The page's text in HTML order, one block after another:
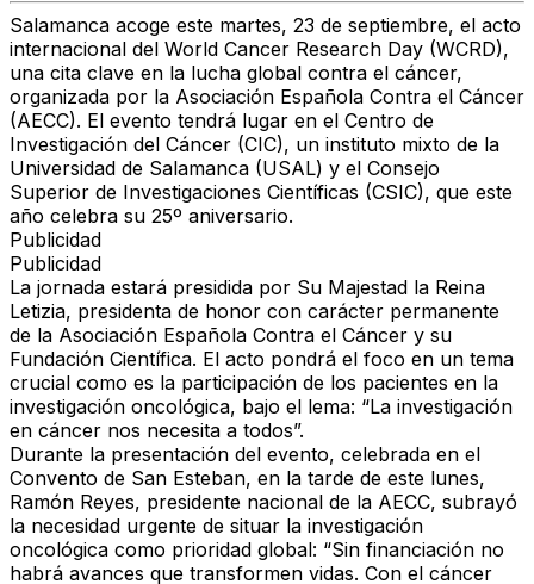
Salamanca acoge este martes, 23 de septiembre, el acto
internacional del World Cancer Research Day (WCRD),
una cita clave en la lucha global contra el cáncer,
organizada por la Asociación Española Contra el Cáncer
(AECC). El evento tendrá lugar en el Centro de
Investigación del Cáncer (CIC), un instituto mixto de la
Universidad de Salamanca (USAL) y el Consejo
Superior de Investigaciones Científicas (CSIC), que este
año celebra su 25º aniversario.
Publicidad
Publicidad
La jornada estará presidida por Su Majestad la Reina
Letizia, presidenta de honor con carácter permanente
de la Asociación Española Contra el Cáncer y su
Fundación Científica. El acto pondrá el foco en un tema
crucial como es la participación de los pacientes en la
investigación oncológica, bajo el lema: “La investigación
en cáncer nos necesita a todos”.
Durante la presentación del evento, celebrada en el
Convento de San Esteban, en la tarde de este lunes,
Ramón Reyes, presidente nacional de la AECC, subrayó
la necesidad urgente de situar la investigación
oncológica como prioridad global: “Sin financiación no
habrá avances que transformen vidas. Con el cáncer